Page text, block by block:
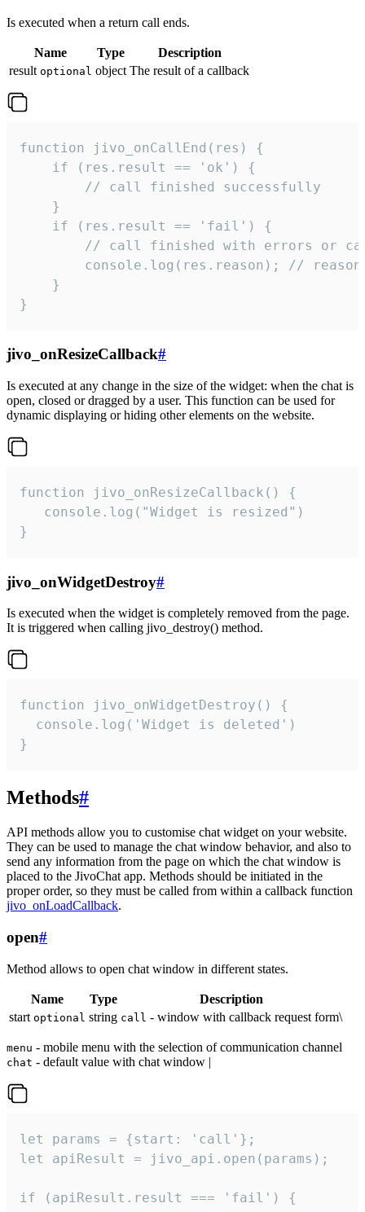
Is executed when a return call ends.
Name Type
Description
result optional object The result of a callback
function jivo_onCallEnd(res) {
    if (res.result == 'ok') {
        // call finished successfully
    }
    if (res.result == 'fail') {
// call finished with errors or
console.log(res.reason); //
    }
}
jivo_onResizeCallback#
Is executed at any change in the size of the widget: when the chat is
open, closed or dragged by a user. This function can be used for
dynamic displaying or hiding other elements on the website.
function jivo_onResizeCallback() {
   console.log("Widget is resized")
}
jivo_onWidgetDestroy#
Is executed when the widget is completely removed from the page.
It is triggered when calling jivo_destroy() method.
function jivo_onWidgetDestroy() {
  console.log('Widget is deleted')
}
Methods#
API methods allow you to customise chat widget on your website.
They can be used to manage the chat window behavior, and also to
send any information from the page on which the chat window is
placed to the JivoChat app. Methods should be initiated in the
proper order, so they must be called from within a callback function
jivo_onLoadCallback.
open#
Method allows to open chat window in different states.
Name Type
Description
start optional string call - window with callback request form\
menu - mobile menu with the selection of communication channel
chat - default value with chat window |
let params = {start: 'call'};
let apiResult = jivo_api.open(params);
if (apiResult.result === 'fail') {